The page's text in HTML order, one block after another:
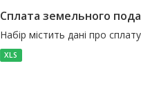
Сплата земельного
Набір містить дані про
XLS